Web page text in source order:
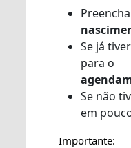
Preencha
Se já
para o
Se não
em
Importante: